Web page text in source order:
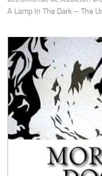
A Lamp In The Dark – The